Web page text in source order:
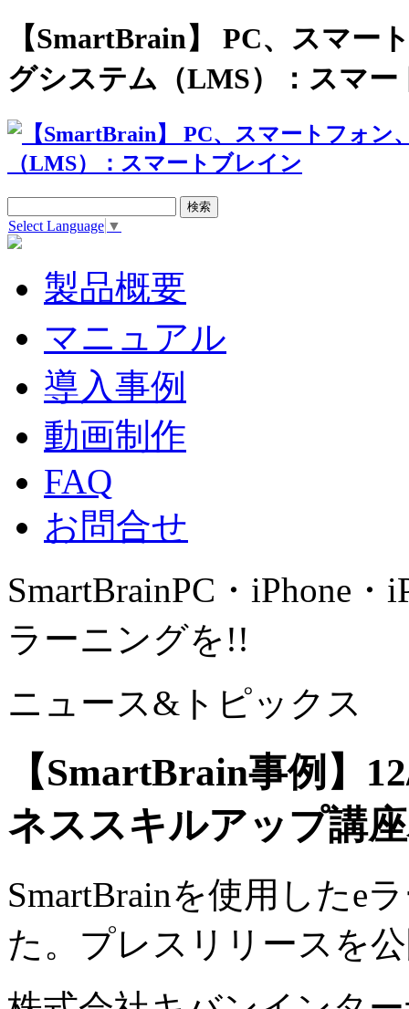
【SmartBrain】 PC、スマー
グシステム（LMS）：スマー
Select Language ▼
製品概要
マニュアル
導入事例
動画制作
FAQ
お問合せ
SmartBrainPC・iPhone・
ラーニングを!!
ニュース&トピックス
【SmartBrain事例】
ネススキルアップ講
SmartBrainを使用したe
た。プレスリリースを